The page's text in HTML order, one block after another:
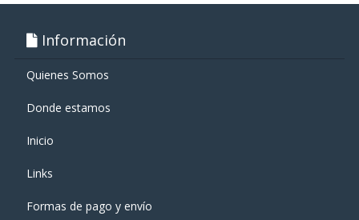
Información
Quienes Somos
Donde estamos
Inicio
Links
Formas de pago y enví­o